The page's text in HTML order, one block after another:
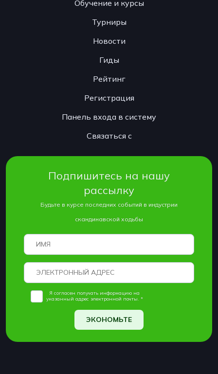
Обучение и курсы
Турниры
Новости
Гиды
Рейтинг
Регистрация
Панель входа в систему
Связаться с
Подпишитесь на нашу
рассылку
Будьте в курсе последних событий в индустрии
скандинавской ходьбы
Я согласен получать информацию на
указанный адрес электронной почты. *
ЭКОНОМЬТЕ